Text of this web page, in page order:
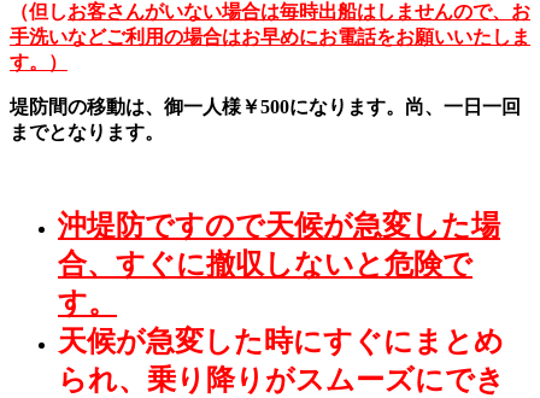
（但しお客さんがいない場合は毎時出船はしませんので、お
手洗いなどご利用の場合はお早めにお電話をお願いいたしま
す。）
堤防間の移動は、御一人様￥500になります。 尚、一日一回
までとなります。
沖堤防ですので天候が急変した場
合、すぐに撤収しないと危険で
す。
天候が急変した時にすぐにまとめ
られ、乗り降りがスムーズにでき